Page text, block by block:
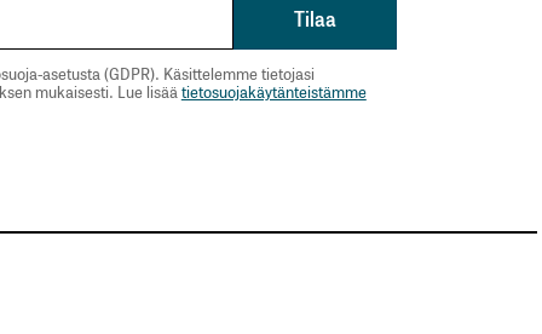
asetusta (GDPR). Käsittelemme tietojasi
mukaisesti. Lue lisää tietosuojakäytänteistämme